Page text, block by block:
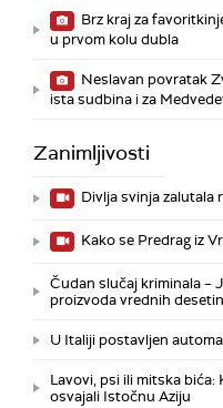
Brz kraj za
u prvom kolu dubla
Neslavan povratak
ista sudbina i za
Zanimljivosti
Divlja svinja
Kako se Predrag iz
Čudan slučaj kriminala –
proizvoda vrednih
U Italiji postavljen
Lavovi, psi ili mitska
osvajali Istočnu Aziju